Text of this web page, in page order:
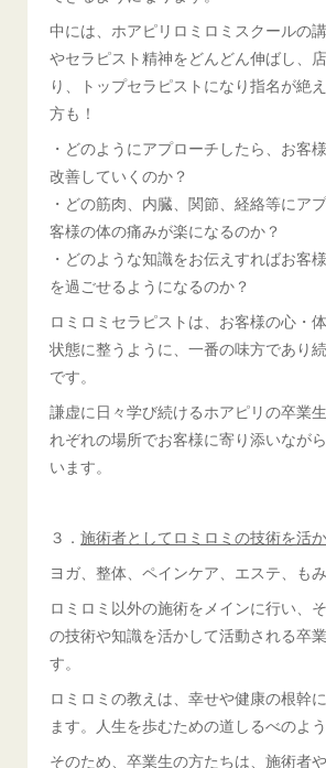
中には、ホアピリロミロミスクールの
やセラピスト精神をどんどん伸ばし、
り、トップセラピストになり指名が絶
方も！
・どのようにアプローチしたら、お客
改善していくのか？
・どの筋肉、内臓、関節、経絡等にア
客様の体の痛みが楽になるのか？
・どのような知識をお伝えすればお客
を過ごせるようになるのか？
ロミロミセラピストは、お客様の心・
状態に整うように、一番の味方であり
です。
謙虚に日々学び続けるホアピリの卒業
れぞれの場所でお客様に寄り添いなが
います。
３．施術者としてロミロミの技術を活
ヨガ、整体、ペインケア、エステ、もみ
ロミロミ以外の施術をメインに行い、
の技術や知識を活かして活動される卒
す。
ロミロミの教えは、幸せや健康の根幹
ます。人生を歩むための道しるべのよう
そのため、卒業生の方たちは、施術者や